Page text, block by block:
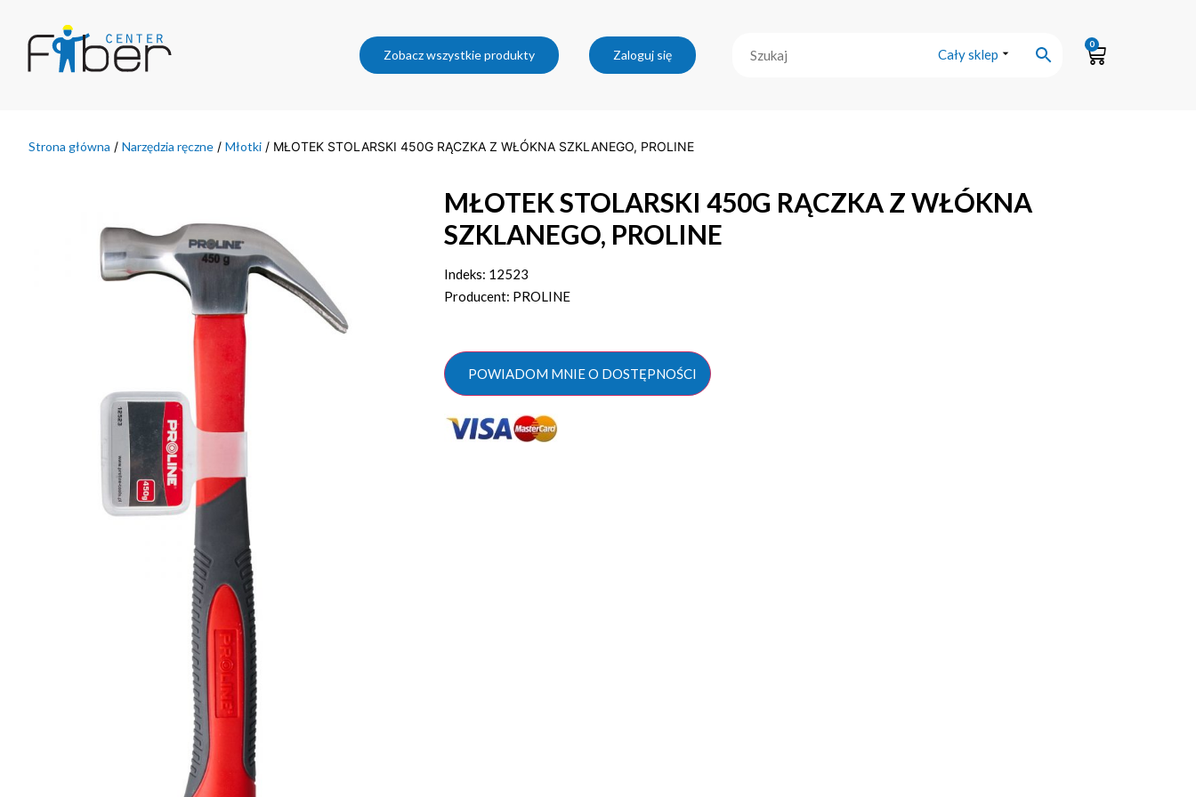
Zobacz wszystkie produkty Zaloguj się Cały sklep
0
Strona główna / Narzędzia ręczne / Młotki / MŁOTEK STOLARSKI 450G RĄCZKA Z WŁÓKNA SZKLANEGO, PROLINE
MŁOTEK STOLARSKI 450G RĄCZKA Z WŁÓKNA
SZKLANEGO, PROLINE
Indeks: 12523
Producent: PROLINE
POWIADOM MNIE O DOSTĘPNOŚCI